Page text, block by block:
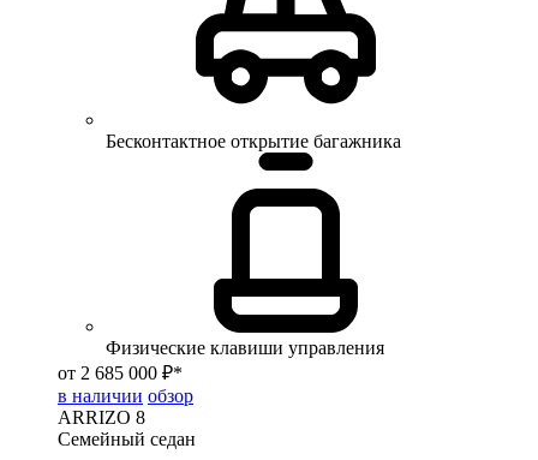
Бесконтактное открытие багажника
Физические клавиши управления
от 2 685 000 ₽*
в наличии обзор
ARRIZO 8
Семейный седан